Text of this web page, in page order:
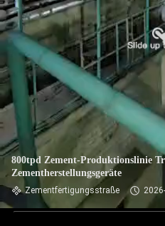
800tpd Zement-Produktionslinie
Zementherstellungsgeräte
Zementfertigungsstraße